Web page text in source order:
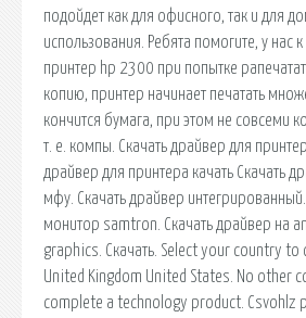
подойдет как для офисного, так и для
использования. Ребята помогите, у нас
принтер hp 2300 при попытке
копию, принтер начинает печатать
кончится бумага, при этом не совсеми
т. е. компы. Скачать драйвер для
драйвер для принтера качать Скачать
мфу. Скачать драйвер
монитор samtron. Скачать драйвер на
graphics. Скачать. Select your country to
United Kingdom United States. No other
complete a technology product.